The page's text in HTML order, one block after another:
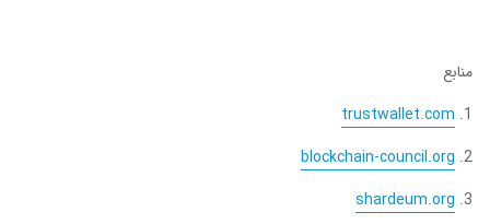
منابع
trustwallet.com
blockchain-council.org
shardeum.org